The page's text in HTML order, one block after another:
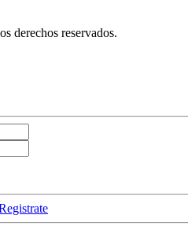
derechos reservados.